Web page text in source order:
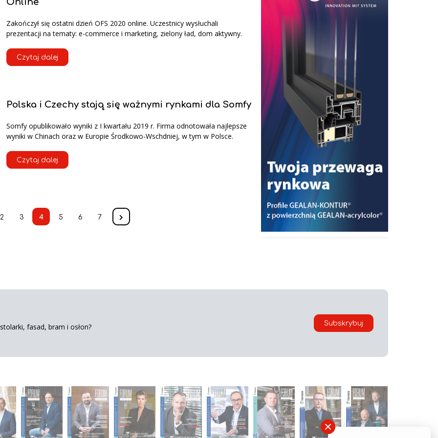
Online
Zakończył się ostatni dzień OFS 2020 online. Uczestnicy wysłuchali
prezentacji na tematy: e-commerce i marketing, zielony ład, dom aktywny.
Czytaj dalej
Polska i Czechy stają się ważnymi rynkami dla Somfy
Somfy opublikowało wyniki z I kwartału 2019 r. Firma odnotowała najlepsze
wyniki w Chinach oraz w Europie Środkowo-Wschdniej, w tym w Polsce.
Czytaj dalej
2 3 4 5 6 7
fasad, bram i osłon? Subskrybuj
×